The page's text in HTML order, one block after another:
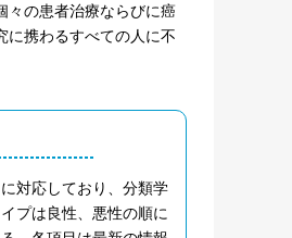
々の患者治療ならびに癌
に携わるすべての人に不
対応しており、分類学
プは良性、悪性の順に